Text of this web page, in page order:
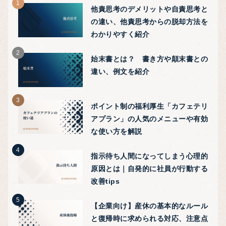
他責思考のデメリットや自責思考と
の違い、他責思考からの脱却方法を
わかりやすく紹介
始末書とは？ 書き方や顛末書との
違い、例文を紹介
ポイント制の福利厚生「カフェテリ
アプラン」の人気のメニューや有効
な使い方を解説
指示待ち人間になってしまう心理的
原因とは｜自発的に社員が行動する
改善tips
【企業向け】産休の基本的なルール
と復帰時に求められる対応、注意点